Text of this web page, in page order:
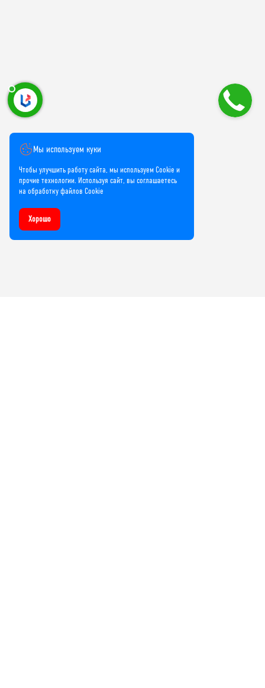
Мы используем куки
Чтобы улучшить работу сайта, мы используем Cookie и
прочие технологии. Используя сайт, вы соглашаетесь
на обработку файлов Cookie
Хорошо